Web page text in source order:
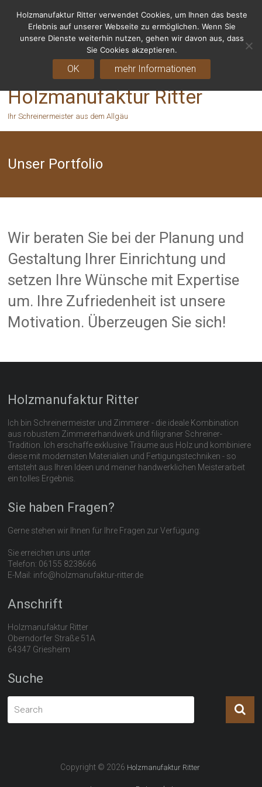
Fragen? Rufen Sie uns an - 06155 8238666
Holzmanufaktur Ritter
Ihr Schreinermeister aus dem Allgäu
Unser Portfolio
Wir beraten Sie bei der Planung und
Gestaltung Ihrer Einrichtung und
setzen Ihre Wünsche mit Expertise
um. Ihre Zufriedenheit ist unsere
Motivation. Überzeugen Sie sich!
Holzmanufaktur Ritter
Ich bin Schreinermeister und Zimmerer - die ideale Kombination
aus robustem Zimmererhandwerk und filigraner Schreiner-
Tradition. Ich erschaffe exklusive Träume aus Holz und kombiniere
diese mit modernsten Materialien und Fertigungstechniken - so
entsteht aus Ihren Ideen und meiner handwerklichen Meisterarbeit
ein tolles Ergebnis.
Sie haben Fragen?
Gerne stehen wir Ihnen für Ihre Fragen zur Verfügung:
Sie erreichen uns unter
Telefon: 06155 8238666
E-Mail: info@holzmanufaktur-ritter.de
Anschrift
Holzmanufaktur Ritter
Oberndorfer Straße 51A
64347 Griesheim
Suche
Copyright © 2026 Holzmanufaktur Ritter
Holzmanufaktur Ritter verwendet Cookies, um Ihnen das beste
Erlebnis auf unserer Webseite zu ermöglichen. Wenn Sie
unsere Dienste weiterhin nutzen, gehen wir davon aus, dass
Sie Cookies akzeptieren.
OK mehr Informationen